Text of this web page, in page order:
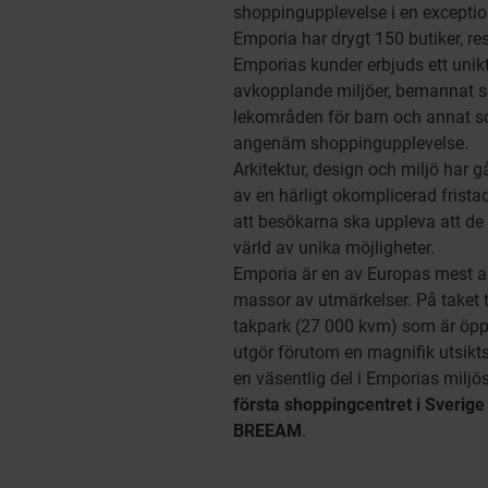
shoppingupplevelse i en
Emporia har drygt 150 butiker,
Emporias kunder erbjuds ett
avkopplande miljöer, bemannat
lekområden för barn och annat
angenäm shoppingupplevelse.
Arkitektur, design och miljö har
av en härligt okomplicerad
att besökarna ska uppleva att
värld av unika möjligheter.
Emporia är en av Europas mest
massor av utmärkelser. På
takpark (27 000 kvm) som är
utgör förutom en magnifik
en väsentlig del i Emporias
första shoppingcentret i
BREEAM.